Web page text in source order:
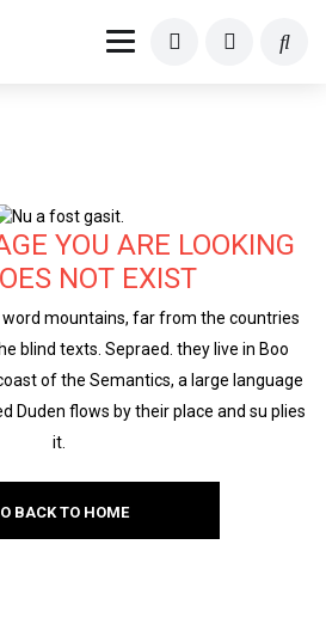
YOU ARE LOOKING
NOT EXIST
word mountains, far from the countries
blind texts. Sepraed. they live in Boo
of the Semantics, a large language
Duden flows by their place and su plies
it.
BACK TO HOME